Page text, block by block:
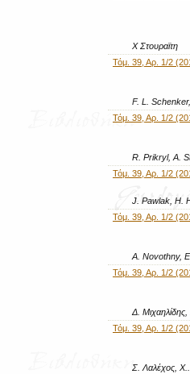
Χ Στουραϊτη
Τόμ. 39, Αρ. 1/2
F. L.
Τόμ. 39, Αρ. 1/2
R. Prikryl, A.
Τόμ. 39, Αρ. 1/2
J. Pawlak, H.
Τόμ. 39, Αρ. 1/2
A. Novothny,
Τόμ. 39, Αρ. 1/2
Δ.
Τόμ. 39, Αρ. 1/2
Σ. Λαλέχος,